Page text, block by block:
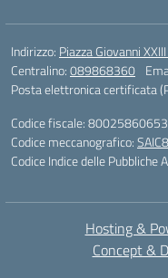
Indirizzo: Piazza Giovanni
Centralino:089868360
Posta elettronica certificata
Codice fiscale: 80025860653
Codice meccanografico:
Codice Indice delle
Hosting &
Concept &